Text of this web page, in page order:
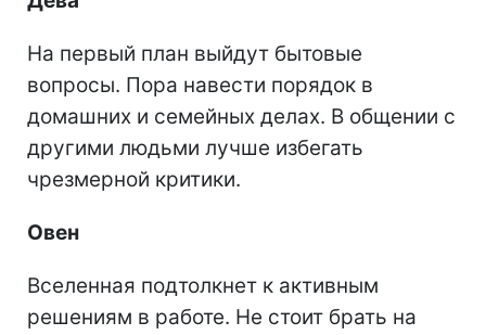
На первый план выйдут бытовые
вопросы. Пора навести порядок в
домашних и семейных делах. В общении с
другими людьми лучше избегать
чрезмерной критики.
Овен
Вселенная подтолкнет к активным
решениям в работе. Не стоит брать на